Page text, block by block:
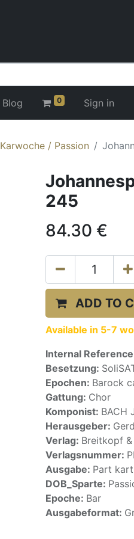
Blog 0 Sign in
Karwoche / Passion
245
84.30 €
ADD TO
Available in 5-7
Internal
Besetzung:
Epochen: Barock
Gattung: Chor
Komponist: BACH
Herausgeber:
Verlag: Breitkopf
Verlagsnummer:
Ausgabe: Part
DOB_Sparte:
Epoche: Bar
Ausgabeformat: